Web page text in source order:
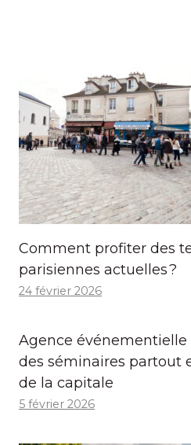
Comment profiter des
parisiennes actuelles ?
24 février 2026
Agence événementielle
des séminaires partout
de la capitale
5 février 2026